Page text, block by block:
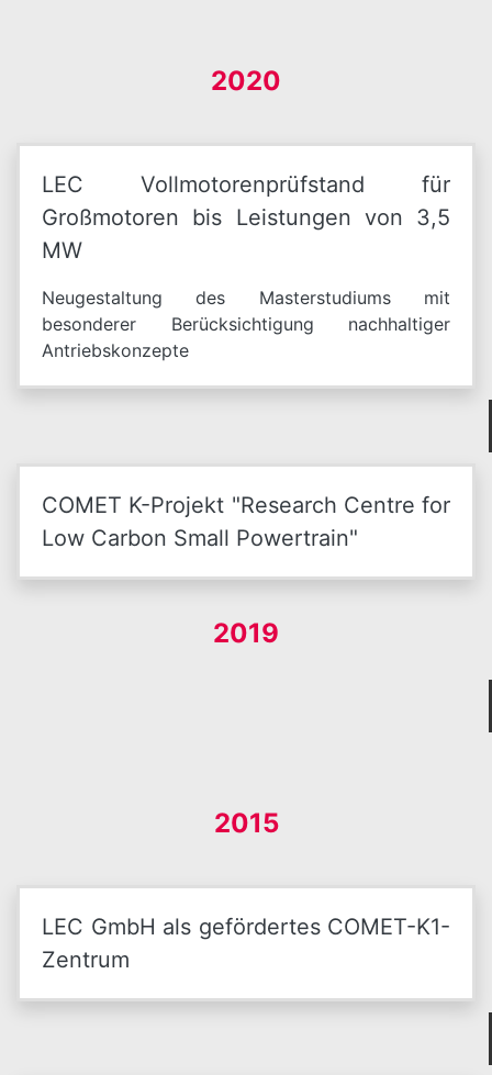
2020
LEC Vollmotorenprüfstand für
Großmotoren bis Leistungen von 3,5
MW
Neugestaltung des Masterstudiums mit
besonderer Berücksichtigung nachhaltiger
Antriebskonzepte
COMET K-Projekt "Research Centre for
Low Carbon Small Powertrain"
2019
2015
LEC GmbH als gefördertes COMET-K1-
Zentrum